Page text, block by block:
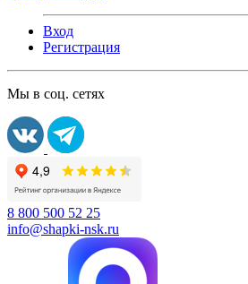
Вход
Регистрация
Мы в соц. сетях
8 800 500 52 25
info@shapki-nsk.ru